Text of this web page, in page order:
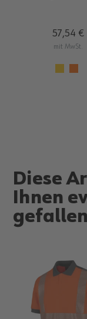
57,54 €
mit MwSt.
Diese
Ihnen